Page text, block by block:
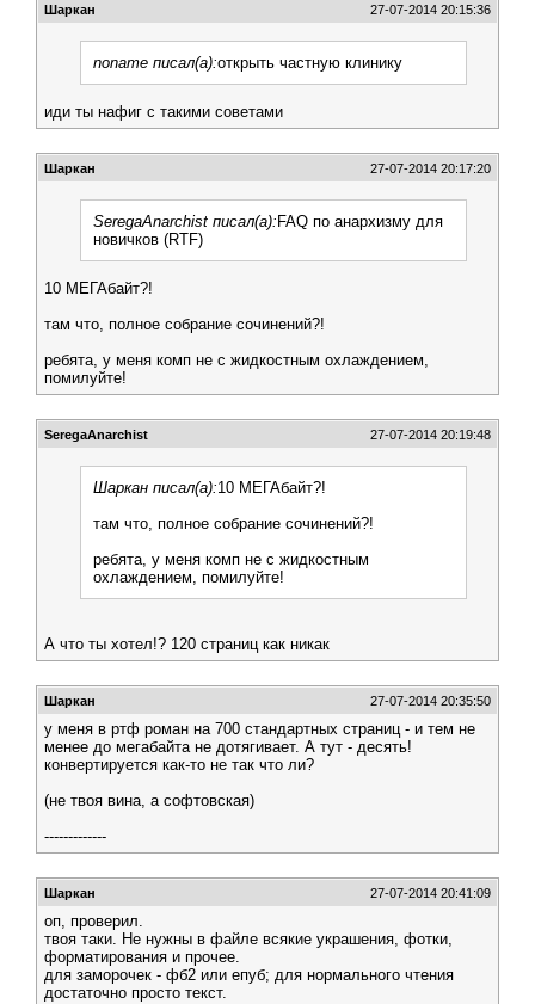
Шаркан 27-07-2014 20:15:36
noname писал(а):открыть частную клинику
иди ты нафиг с такими советами
Шаркан 27-07-2014 20:17:20
SeregaAnarchist писал(а): FAQ по анархизму для
новичков (RTF)
10 МЕГАбайт?!
там что, полное собрание сочинений?!
ребята, у меня комп не с жидкостным охлаждением,
помилуйте!
SeregaAnarchist 27-07-2014 20:19:48
Шаркан писал(а):10 МЕГАбайт?!
там что, полное собрание сочинений?!
ребята, у меня комп не с жидкостным
охлаждением, помилуйте!
А что ты хотел!? 120 страниц как никак
Шаркан 27-07-2014 20:35:50
у меня в ртф роман на 700 стандартных страниц - и тем не
менее до мегабайта не дотягивает. А тут - десять!
конвертируется как-то не так что ли?
(не твоя вина, а софтовская)
-------------
Шаркан 27-07-2014 20:41:09
оп, проверил.
твоя таки. Не нужны в файле всякие украшения, фотки,
форматирования и прочее.
для заморочек - фб2 или епуб; для нормального чтения
достаточно просто текст.